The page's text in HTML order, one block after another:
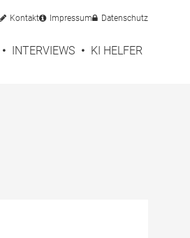
Kontakt Impressum Datenschutz
INTERVIEWS KI HELFER